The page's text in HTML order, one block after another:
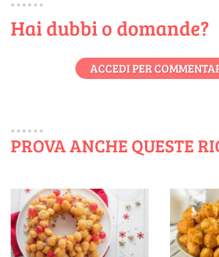
Hai dubbi o domande?
ACCEDI PER
PROVA ANCHE QUESTE